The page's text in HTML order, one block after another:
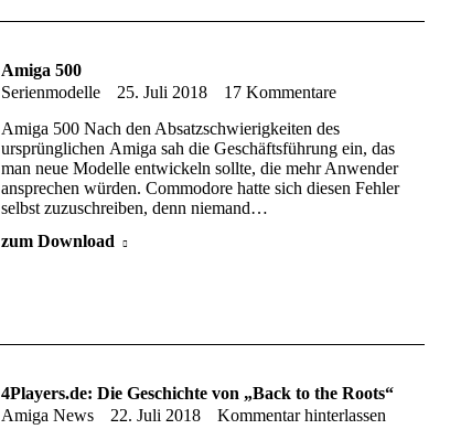
Amiga 500
Serienmodelle
25. Juli 2018
17 Kommentare
Amiga 500 Nach den Absatzschwierigkeiten des
ursprünglichen Amiga sah die Geschäftsführung ein, das
man neue Modelle entwickeln sollte, die mehr Anwender
ansprechen würden. Commodore hatte sich diesen Fehler
selbst zuzuschreiben, denn niemand…
zum Download
4Players.de: Die Geschichte von „Back to the Roots“
Amiga News
22. Juli 2018
Kommentar hinterlassen